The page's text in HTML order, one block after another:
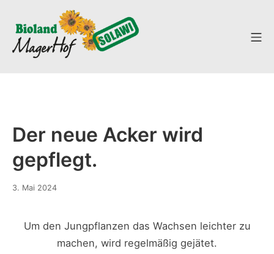
Inhalt
springen
Der neue Acker wird
gepflegt.
3. Mai 20243.
Um den Jungpflanzen das Wachsen leichter zu
machen, wird regelmäßig gejätet.